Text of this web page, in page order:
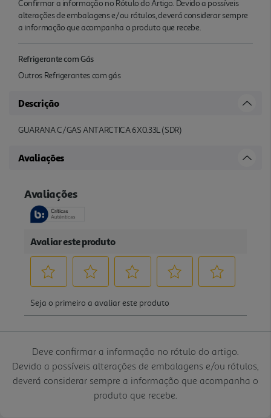
Confirmar a informação no Rótulo do Artigo. Devido a possíveis
alterações de embalagens e/ou rótulos, deverá considerar sempre
a informação que acompanha o produto que recebe.
Refrigerante com Gás
Outros Refrigerantes com gás
Descrição
GUARANA C/GAS ANTARCTICA 6X0.33L (SDR)
Avaliações
Deve confirmar a informação no rótulo do artigo.
Devido a possíveis alterações de embalagens e/ou rótulos,
deverá considerar sempre a informação que acompanha o
produto que recebe.